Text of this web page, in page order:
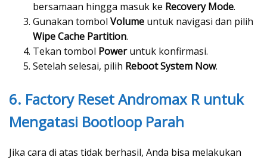
bersamaan hingga masuk ke Recovery Mode.
Gunakan tombol Volume untuk navigasi dan pilih
Wipe Cache Partition.
Tekan tombol Poweruntuk konfirmasi.
Setelah selesai, pilih Reboot System Now.
6. Factory Reset Andromax R untuk
Mengatasi Bootloop Parah
Jika cara di atas tidak berhasil, Anda bisa melakukan